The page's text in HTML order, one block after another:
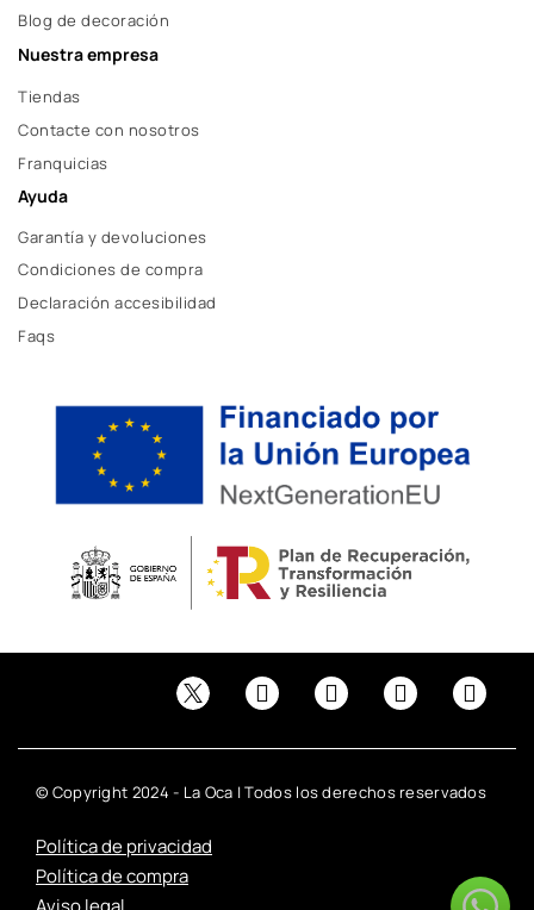
Blog de decoración
Nuestra empresa
Tiendas
Contacte con nosotros
Franquicias
Ayuda
Garantía y devoluciones
Condiciones de compra
Declaración accesibilidad
Faqs
© Copyright 2024 - La Oca | Todos los derechos reservados
Política de privacidad
Política de compra